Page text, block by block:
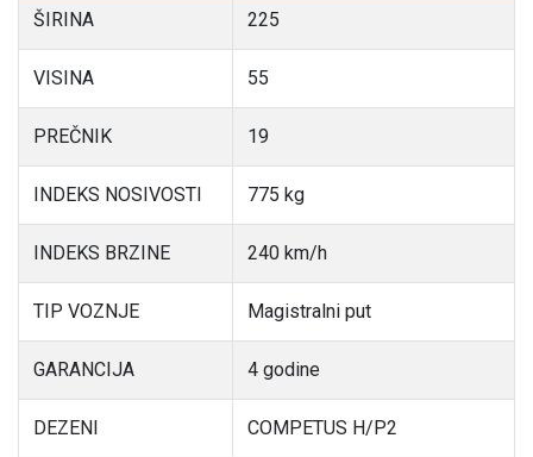
ŠIRINA 225
VISINA 55
PREČNIK 19
INDEKS NOSIVOSTI 775 kg
INDEKS BRZINE 240 km/h
TIP VOZNJE Magistralni put
GARANCIJA 4 godine
DEZENI COMPETUS H/P2